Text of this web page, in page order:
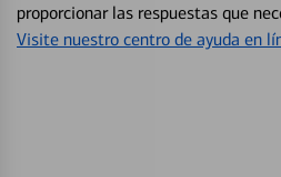
proporcionar las respuestas que
Visite nuestro centro de ayuda en